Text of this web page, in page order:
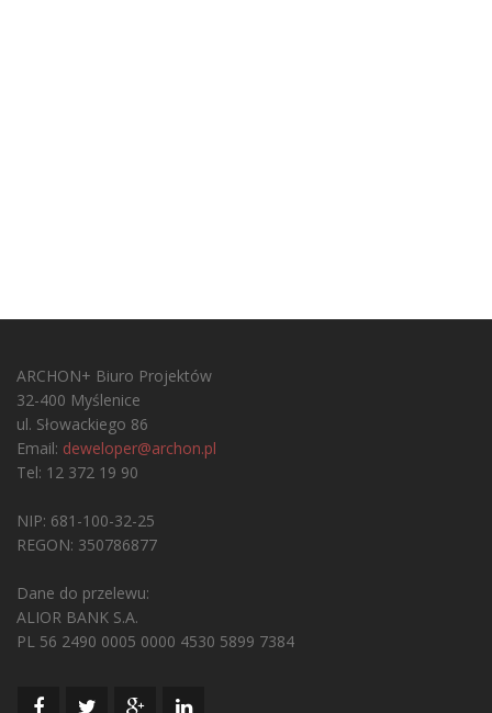
ARCHON+ Biuro Projektów
32-400 Myślenice
ul. Słowackiego 86
Email: deweloper@archon.pl
Tel: 12 372 19 90
NIP: 681-100-32-25
REGON: 350786877
Dane do przelewu:
ALIOR BANK S.A.
PL 56 2490 0005 0000 4530 5899 7384